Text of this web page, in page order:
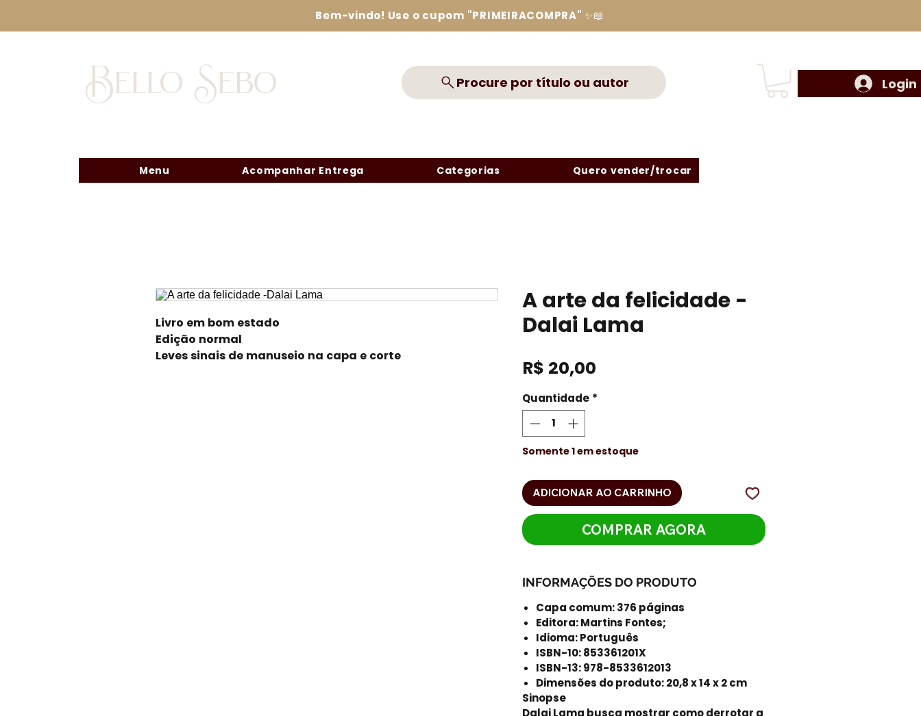
Bem-vindo! Use o cupom "PRIMEIRACOMPRA" ✨📖
Bello Sebo Procure por título ou autor
Menu Acompanhar Entrega Categorias Quero vender/trocar
Login
Livro em bom estado
Edição normal
Leves sinais de manuseio na capa e corte
A arte da felicidade -
Dalai Lama
R$ 20,00
Quantidade *
Somente 1 em estoque
ADICIONAR AO CARRINHO
COMPRAR AGORA
INFORMAÇÕES DO PRODUTO
Capa comum: 376 páginas
Editora: Martins Fontes;
Idioma: Português
ISBN-10: 853361201X
ISBN-13: 978-8533612013
Dimensões do produto: 20,8 x 14 x 2 cm
Sinopse
Dalai Lama busca mostrar como derrotar a